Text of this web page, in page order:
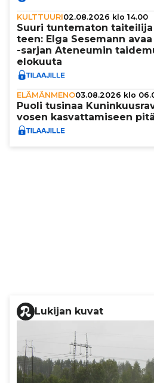
KULTTUURI02.08.2026 klo 14.00
Suuri tun­te­ma­ton
teen: Elga Sesemann
-sarjan Ateneumin
elokuuta
ELÄMÄNMENO03.08.2026 klo
Puoli tusinaa
vo­sen kas­vat­ta­mi­seen
Lukijan kuvat